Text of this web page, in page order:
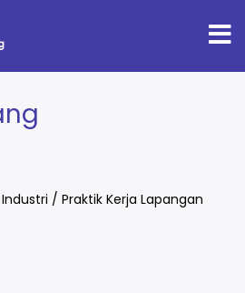
/ Praktik Kerja Lapangan